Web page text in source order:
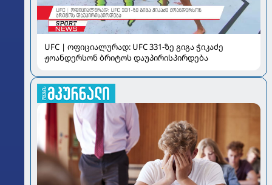
UFC | ოფიციალურად: UFC 331-ზე გიგა ჭიკაძე
ჟოანდერსონ ბრიტოს დაუპირისპირდება